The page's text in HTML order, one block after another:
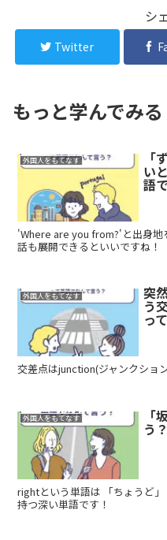
シ
Twitter
もっと学んでみる
外国人をもてなす 「
い
語
'Where are you from?'と出身地
話も展開できるといいですね！
外国人をもてなす 突
う
っ
交差点はjunction(ジャンクショ
外国人をもてなす 「
う？
rightという単語は 「ちょうど
持つ深い単語です！